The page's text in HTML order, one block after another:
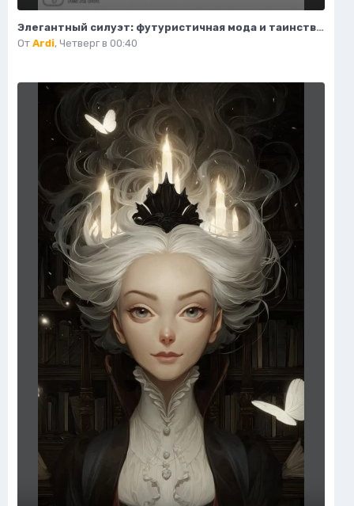
Элегантный силуэт: футуристичная мода и таинственный воитель пустоты. Генерация из нейронной сети Flux Ai
От Ardi, Четверг в 00:40